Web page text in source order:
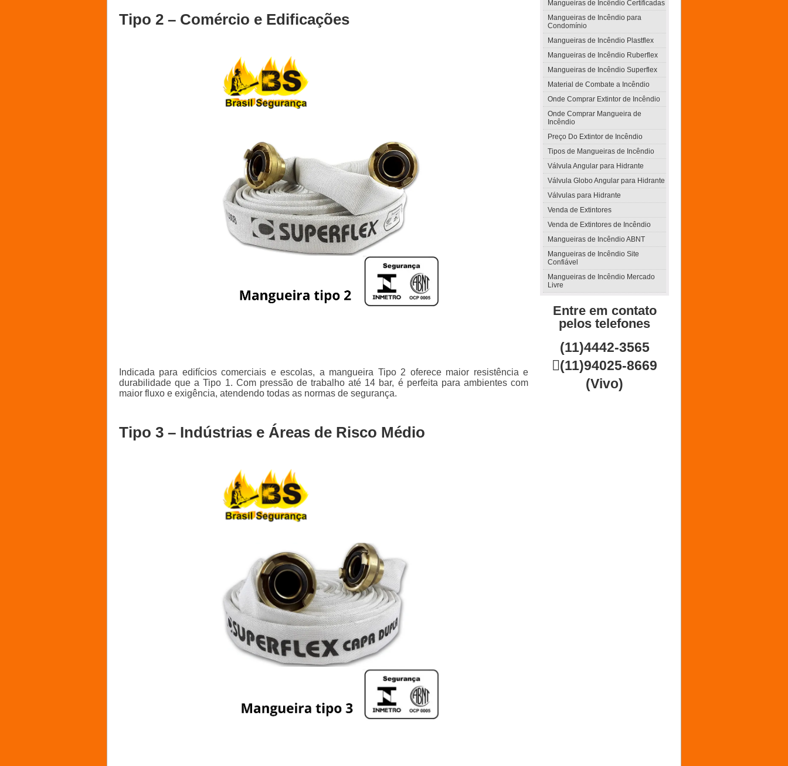
Tipo 2 – Comércio e Edificações
Indicada para edifícios comerciais e escolas, a mangueira Tipo 2 oferece maior resistência e
durabilidade que a Tipo 1. Com pressão de trabalho até 14 bar, é perfeita para ambientes com
maior fluxo e exigência, atendendo todas as normas de segurança.
Tipo 3 – Indústrias e Áreas de Risco Médio
Mangueiras de Incêndio Certificadas
Mangueiras de Incêndio para
Condomínio
Mangueiras de Incêndio Plastflex
Mangueiras de Incêndio Ruberflex
Mangueiras de Incêndio Superflex
Material de Combate a Incêndio
Onde Comprar Extintor de Incêndio
Onde Comprar Mangueira de
Incêndio
Preço Do Extintor de Incêndio
Tipos de Mangueiras de Incêndio
Válvula Angular para Hidrante
Válvula Globo Angular para Hidrante
Válvulas para Hidrante
Venda de Extintores
Venda de Extintores de Incêndio
Mangueiras de Incêndio ABNT
Mangueiras de Incêndio Site
Confiável
Mangueiras de Incêndio Mercado
Livre
Entre em contato
pelos telefones
(11)4442-3565
(11)94025-8669
(Vivo)